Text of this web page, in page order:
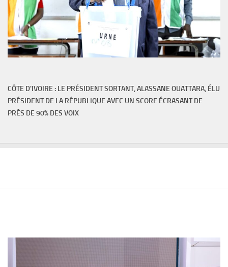
CÔTE D'IVOIRE : LE PRÉSIDENT SORTANT, ALASSANE OUATTARA, ÉLU
PRÉSIDENT DE LA RÉPUBLIQUE AVEC UN SCORE ÉCRASANT DE
PRÈS DE 90% DES VOIX